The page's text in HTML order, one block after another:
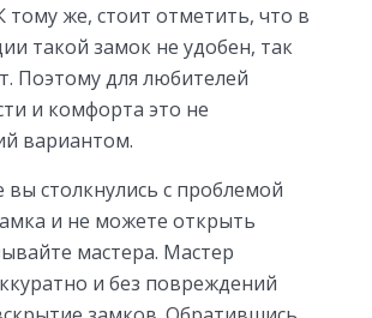
тому же, стоит отметить, что в
такой замок не удобен, так
Поэтому для любителей
и комфорта это не
вариантом.
вы столкнулись с проблемой
и не можете открыть
мастера. Мастер
и без повреждений